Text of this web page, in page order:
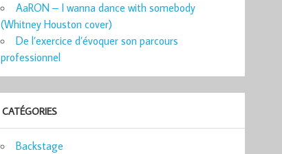
AaRON – I wanna dance with somebody
(Whitney Houston cover)
De l’exercice d’évoquer son parcours
professionnel
CATÉGORIES
Backstage